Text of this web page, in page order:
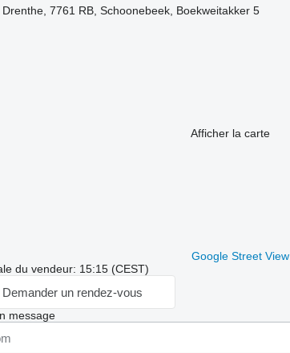
Drenthe, 7761 RB, Schoonebeek, Boekweitakker 5
Afficher la carte
Google Street View
du vendeur: 15:15 (CEST)
Demander un rendez-vous
message